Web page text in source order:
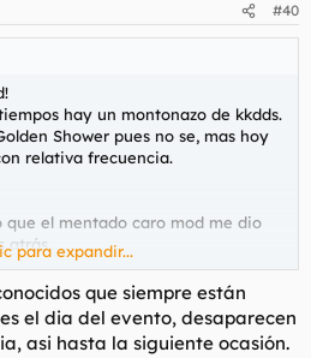
#40
hay un montonazo de kkdds.
Shower pues no se, mas hoy
relativa frecuencia.
que el mentado caro mod me dio
atrás.
estos panas de PL ¿abe?
para expandir...
que siempre están
el dia del evento, desaparecen
asi hasta la siguiente ocasión.